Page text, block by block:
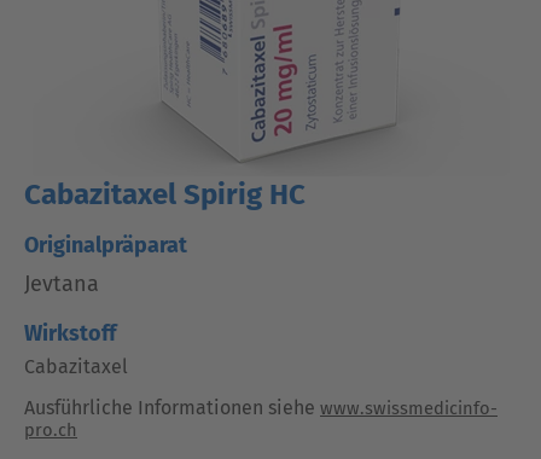
Cabazitaxel Spirig HC
Originalpräparat
Jevtana
Wirkstoff
Cabazitaxel
Ausführliche Informationen siehe www.swissmedicinfo-
pro.ch